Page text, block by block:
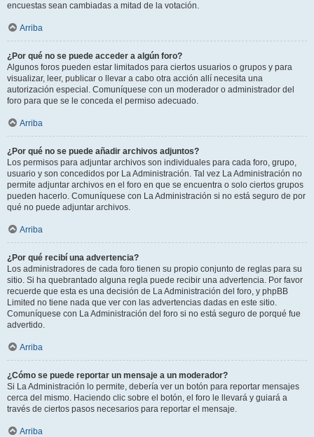
encuestas sean cambiadas a mitad de la votación.
Arriba
¿Por qué no se puede acceder a algún foro?
Algunos foros pueden estar limitados para ciertos usuarios o grupos y para
visualizar, leer, publicar o llevar a cabo otra acción allí necesita una
autorización especial. Comuníquese con un moderador o administrador del
foro para que se le conceda el permiso adecuado.
Arriba
¿Por qué no se puede añadir archivos adjuntos?
Los permisos para adjuntar archivos son individuales para cada foro, grupo,
usuario y son concedidos por La Administración. Tal vez La Administración no
permite adjuntar archivos en el foro en que se encuentra o solo ciertos grupos
pueden hacerlo. Comuníquese con La Administración si no está seguro de por
qué no puede adjuntar archivos.
Arriba
¿Por qué recibí una advertencia?
Los administradores de cada foro tienen su propio conjunto de reglas para su
sitio. Si ha quebrantado alguna regla puede recibir una advertencia. Por favor
recuerde que esta es una decisión de La Administración del foro, y phpBB
Limited no tiene nada que ver con las advertencias dadas en este sitio.
Comuníquese con La Administración del foro si no está seguro de porqué fue
advertido.
Arriba
¿Cómo se puede reportar un mensaje a un moderador?
Si La Administración lo permite, debería ver un botón para reportar mensajes
cerca del mismo. Haciendo clic sobre el botón, el foro le llevará y guiará a
través de ciertos pasos necesarios para reportar el mensaje.
Arriba